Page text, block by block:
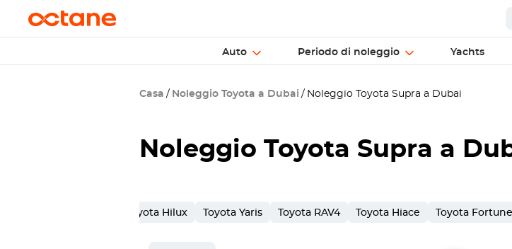
Auto Periodo di noleggio Yachts
Casa Noleggio Toyota a Dubai Noleggio Toyota Supra a Dubai
Noleggio Toyota Supra a
Toyota Hilux Toyota Yaris Toyota RAV4 Toyota Hiace Toyota